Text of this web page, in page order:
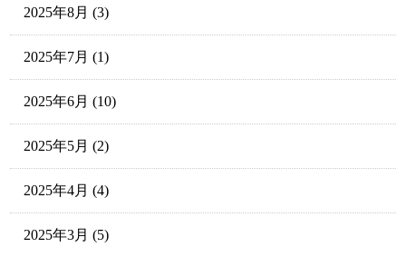
2025年8月 (3)
2025年7月 (1)
2025年6月 (10)
2025年5月 (2)
2025年4月 (4)
2025年3月 (5)